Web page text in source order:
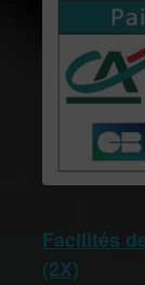
Facilités
(2X)